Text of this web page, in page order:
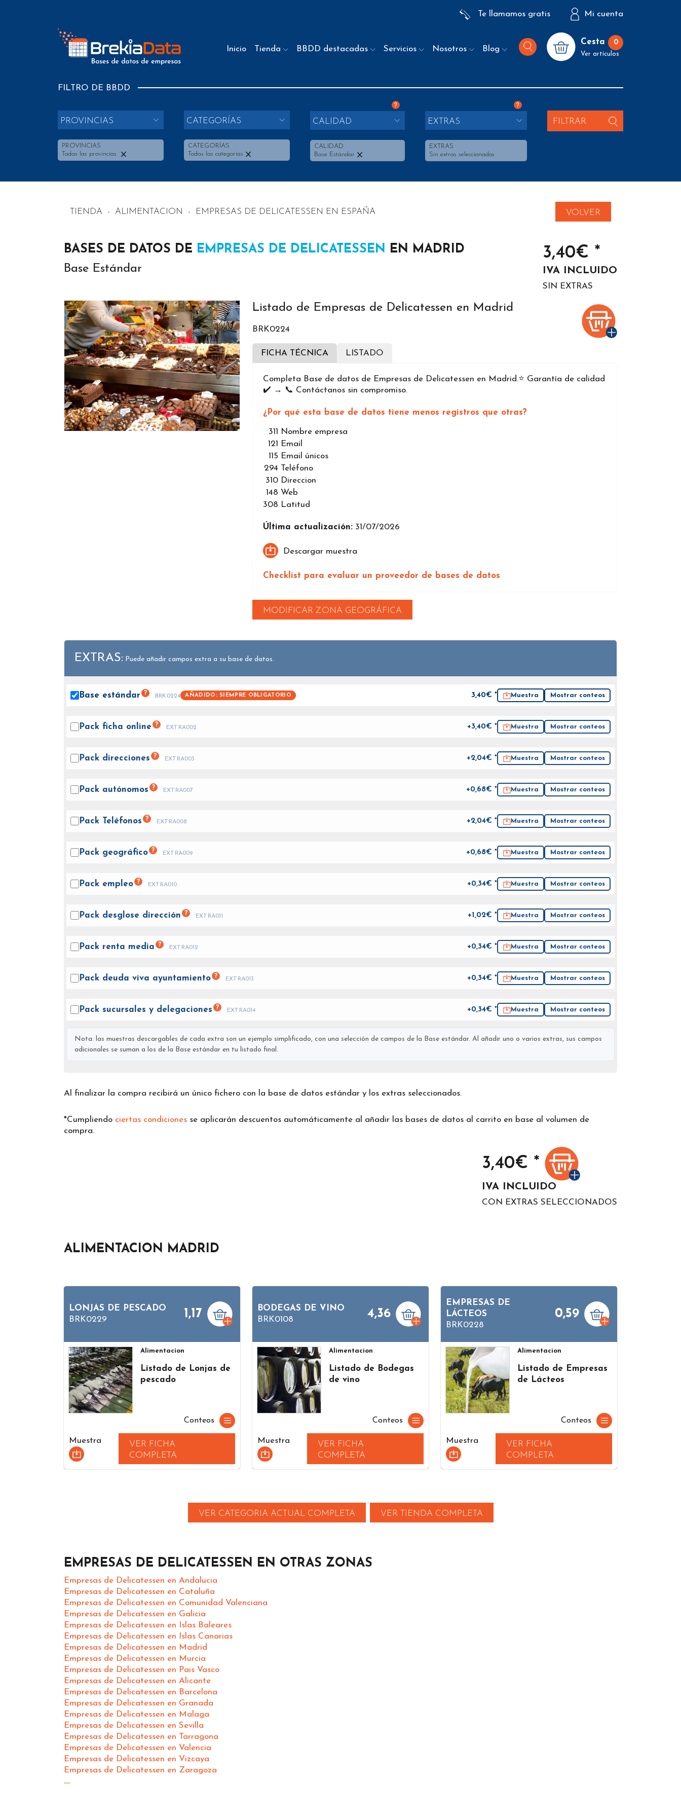
Te llamamos gratis Mi cuenta
Inicio Tienda BBDD destacadas Servicios Nosotros Blog
Cesta 0
Ver artículos
FILTRO DE BBDD
PROVINCIAS
PROVINCIAS
Todas las provincias
CATEGORÍAS
CATEGORÍAS
Todas las categorías
?
CALIDAD
CALIDAD
Base Estándar
?
EXTRAS
EXTRAS
Sin extras seleccionados
FILTRAR
TIENDA - ALIMENTACION - EMPRESAS DE DELICATESSEN EN ESPAÑA VOLVER
BASES DE DATOS DE EMPRESAS DE DELICATESSEN EN MADRID
Base Estándar
3,40€ *
IVA INCLUIDO
SIN EXTRAS
Listado de Empresas de Delicatessen en Madrid
BRK0224
FICHA TÉCNICA LISTADO
Completa Base de datos de Empresas de Delicatessen en Madrid.⭐️ Garantía de calidad
✔️ → 📞 Contáctanos sin compromiso.
¿Por qué esta base de datos tiene menos registros que otras?
311
Nombre empresa
121
Email
115 Email únicos
294 Teléfono
310 Direccion
148 Web
308 Latitud
Última actualización: 31/07/2026
Descargar muestra
Checklist para evaluar un proveedor de bases de datos
MODIFICAR ZONA GEOGRÁFICA
EXTRAS: Puede añadir campos extra a su base de datos.
Base estándar ? BRK0224 AÑADIDO: SIEMPRE OBLIGATORIO 3,40€ * Muestra Mostrar conteos
Pack ficha online ? EXTRA002 +3,40€ * Muestra Mostrar conteos
Pack direcciones ? EXTRA003 +2,04€ * Muestra Mostrar conteos
Pack autónomos ? EXTRA007 +0,68€ * Muestra Mostrar conteos
Pack Teléfonos ? EXTRA008 +2,04€ * Muestra Mostrar conteos
Pack geográfico ? EXTRA009 +0,68€ * Muestra Mostrar conteos
Pack empleo ? EXTRA010 +0,34€ * Muestra Mostrar conteos
Pack desglose dirección ? EXTRA011 +1,02€ * Muestra Mostrar conteos
Pack renta media ? EXTRA012 +0,34€ * Muestra Mostrar conteos
Pack deuda viva ayuntamiento ? EXTRA013 +0,34€ * Muestra Mostrar conteos
Pack sucursales y delegaciones ? EXTRA014 +0,34€ * Muestra Mostrar conteos
Nota: las muestras descargables de cada extra son un ejemplo simplificado, con una selección de campos de la Base estándar. Al añadir uno o varios extras, sus campos
adicionales se suman a los de la Base estándar en tu listado final.
Al finalizar la compra recibirá un único fichero con la base de datos estándar y los extras seleccionados.
*Cumpliendo ciertas condiciones se aplicarán descuentos automáticamente al añadir las bases de datos al carrito en base al volumen de
compra.
3,40€ *
IVA INCLUIDO
CON EXTRAS SELECCIONADOS
ALIMENTACION MADRID
LONJAS DE PESCADO
BRK0229
1,17
Alimentacion
Listado de Lonjas de
pescado
Conteos
Muestra
VER FICHA
COMPLETA
BODEGAS DE VINO
BRK0108
4,36
Alimentacion
Listado de Bodegas
de vino
Conteos
Muestra
VER FICHA
COMPLETA
EMPRESAS DE
LÁCTEOS
BRK0228
0,59
Alimentacion
Listado de Empresas
de Lácteos
Conteos
Muestra
VER FICHA
COMPLETA
VER CATEGORIA ACTUAL COMPLETA VER TIENDA COMPLETA
EMPRESAS DE DELICATESSEN EN OTRAS ZONAS
Empresas de Delicatessen en Andalucia
Empresas de Delicatessen en Cataluña
Empresas de Delicatessen en Comunidad Valenciana
Empresas de Delicatessen en Galicia
Empresas de Delicatessen en Islas Baleares
Empresas de Delicatessen en Islas Canarias
Empresas de Delicatessen en Madrid
Empresas de Delicatessen en Murcia
Empresas de Delicatessen en Pais Vasco
Empresas de Delicatessen en Alicante
Empresas de Delicatessen en Barcelona
Empresas de Delicatessen en Granada
Empresas de Delicatessen en Malaga
Empresas de Delicatessen en Sevilla
Empresas de Delicatessen en Tarragona
Empresas de Delicatessen en Valencia
Empresas de Delicatessen en Vizcaya
Empresas de Delicatessen en Zaragoza
...